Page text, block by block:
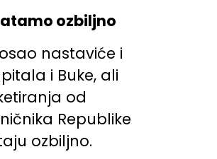
ozbiljno
nastaviće i
i Buke, ali
od
Republike
ozbiljno.